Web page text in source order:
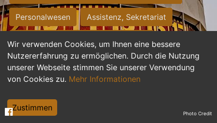
Wir verwenden Cookies, um Ihnen eine bessere
Nutzererfahrung zu ermöglichen. Durch die Nutzung
unserer Webseite stimmen Sie unserer Verwendung
von Cookies zu. Mehr Informationen
Zustimmen
Personalwesen Assistenz, Sekretariat
Hilfskräfte, Aushilfs- und Nebenjobs
Einkauf, Logistik, Materialwirtschaft
Weiterbildung, Studium, duale Ausbildung
Tourismus
Photo Credit